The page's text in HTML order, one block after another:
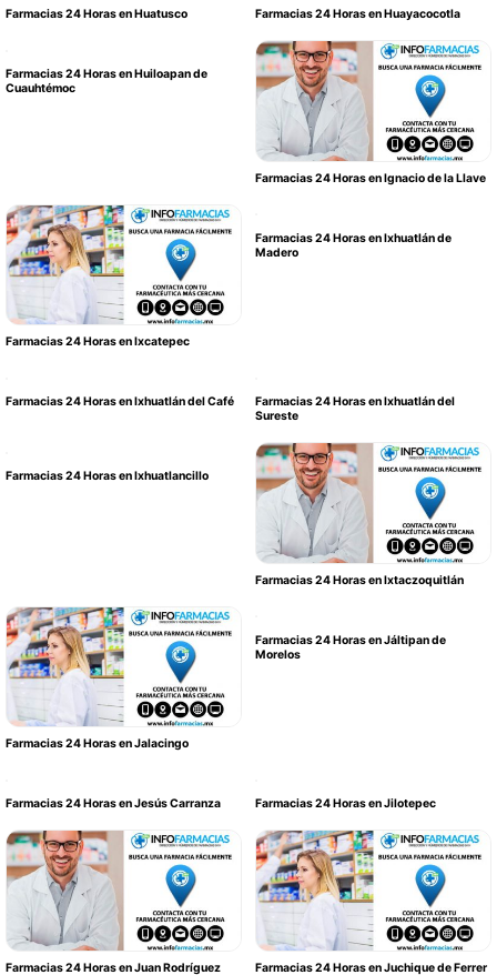
Farmacias 24 Horas en Huatusco Farmacias 24 Horas en Huayacocotla
Farmacias 24 Horas en Huiloapan de
Cuauhtémoc
Farmacias 24 Horas en Ignacio de la Llave
Farmacias 24 Horas en Ixcatepec
Farmacias 24 Horas en Ixhuatlán de
Madero
Farmacias 24 Horas en Ixhuatlán del Café
Farmacias 24 Horas en Ixhuatlán del
Sureste
Farmacias 24 Horas en Ixhuatlancillo
Farmacias 24 Horas en Ixtaczoquitlán
Farmacias 24 Horas en Jalacingo
Farmacias 24 Horas en Jáltipan de
Morelos
Farmacias 24 Horas en Jesús Carranza Farmacias 24 Horas en Jilotepec
Farmacias 24 Horas en Juan Rodríguez
Farmacias 24 Horas en Juchique de Ferrer